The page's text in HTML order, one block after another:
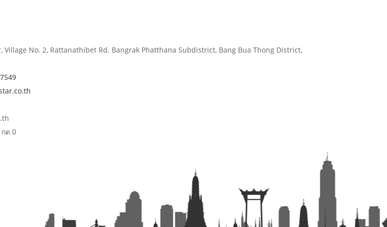
No. 2, Rattanathibet Rd. Bangrak Phatthana Subdistrict, Bang Bua Thong District,
ด 0